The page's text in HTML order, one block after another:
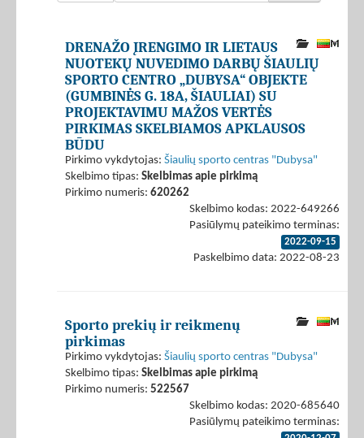
DRENAŽO ĮRENGIMO IR LIETAUS
NUOTEKŲ NUVEDIMO DARBŲ ŠIAULIŲ
SPORTO CENTRO „DUBYSA“ OBJEKTE
(GUMBINĖS G. 18A, ŠIAULIAI) SU
PROJEKTAVIMU MAŽOS VERTĖS
PIRKIMAS SKELBIAMOS APKLAUSOS
BŪDU
Pirkimo vykdytojas: Šiaulių sporto centras "Dubysa"
Skelbimo tipas: Skelbimas apie pirkimą
Pirkimo numeris: 620262
Skelbimo kodas: 2022-649266
Pasiūlymų pateikimo terminas:
2022-09-15
Paskelbimo data: 2022-08-23
Sporto prekių ir reikmenų
pirkimas
Pirkimo vykdytojas: Šiaulių sporto centras "Dubysa"
Skelbimo tipas: Skelbimas apie pirkimą
Pirkimo numeris: 522567
Skelbimo kodas: 2020-685640
Pasiūlymų pateikimo terminas: